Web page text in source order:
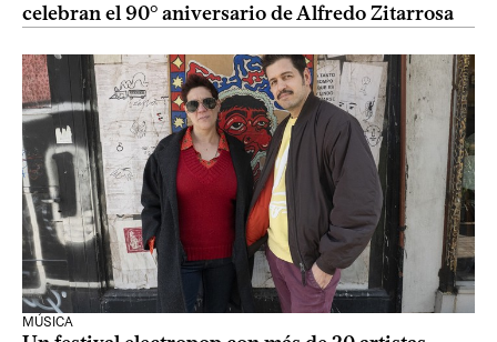
celebran el 90° aniversario de Alfredo Zitarrosa
MÚSICA